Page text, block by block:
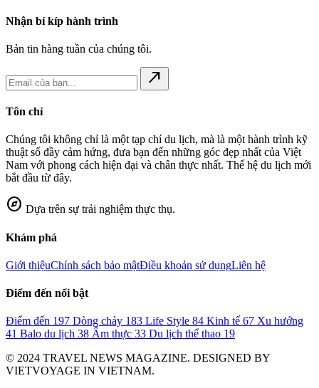
Nhận bí kíp hành trình
Bản tin hàng tuần của chúng tôi.
north_east
Tôn chỉ
Chúng tôi không chỉ là một tạp chí du lịch, mà là một hành trình kỹ
thuật số đầy cảm hứng, đưa bạn đến những góc đẹp nhất của Việt
Nam với phong cách hiện đại và chân thực nhất. Thế hệ du lịch mới
bắt đầu từ đây.
explore Dựa trên sự trải nghiệm thực thụ.
Khám phá
Giới thiệuChính sách bảo mậtĐiều khoản sử dụngLiên hệ
Điểm đến nổi bật
Điểm đến 197 Dòng chảy 183 Life Style 84 Kinh tế 67 Xu hướng
41 Balo du lịch 38 Ẩm thực 33 Du lịch thể thao 19
© 2024 TRAVEL NEWS MAGAZINE. DESIGNED BY
VIETVOYAGE IN VIETNAM.